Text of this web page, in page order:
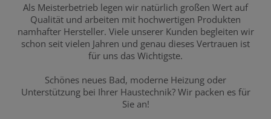
Als Meisterbetrieb legen wir natürlich großen Wert auf
Qualität und arbeiten mit hochwertigen Produkten
namhafter Hersteller. Viele unserer Kunden begleiten wir
schon seit vielen Jahren und genau dieses Vertrauen ist
für uns das Wichtigste.
Schönes neues Bad, moderne Heizung oder
Unterstützung bei Ihrer Haustechnik? Wir packen es für
Sie an!